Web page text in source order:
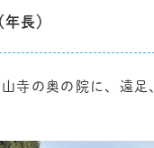
長）
寺の奥の院に、遠足